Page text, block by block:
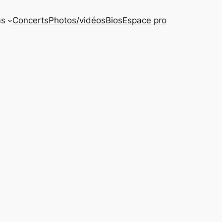
ConcertsPhotos/vidéosBiosEspace pro